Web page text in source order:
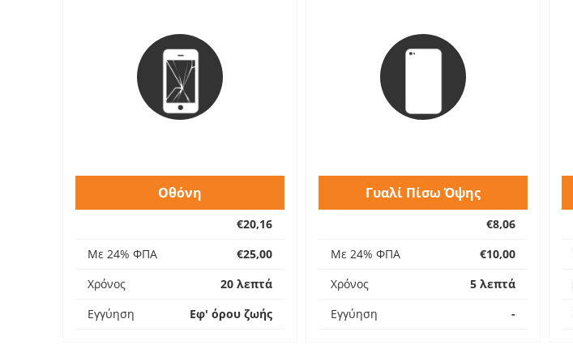
Οθόνη
€20,16
Με 24% ΦΠΑ
€25,00
Χρόνος
20 λεπτά
Εγγύηση
Εφ' όρου ζωής
Γυαλί Πίσω Όψης
€8,06
Με 24% ΦΠΑ
€10,00
Χρόνος
5 λεπτά
Εγγύηση
-